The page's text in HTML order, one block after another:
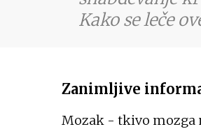
Kako se leče
Zanimljive
Mozak - tkivo mozga